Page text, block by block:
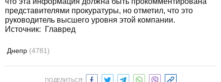
представителями прокуратуры, но отметил, что это
руководитель высшего уровня этой компании.
Источник: Главред
Днепр (4781)
ПОДЕЛИТЬСЯ: